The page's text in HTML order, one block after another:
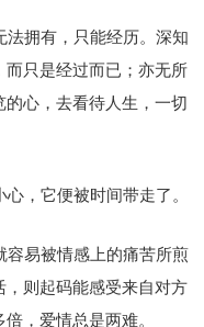
法拥有，只能经历。深知
只是经过而已；亦无所
心，去看待人生，一切
，它便被时间带走了。
容易被情感上的痛苦所煎
则起码能感受来自对方
，爱情总是两难。